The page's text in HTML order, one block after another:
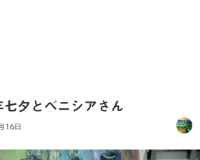
夕とベニシアさん
16日